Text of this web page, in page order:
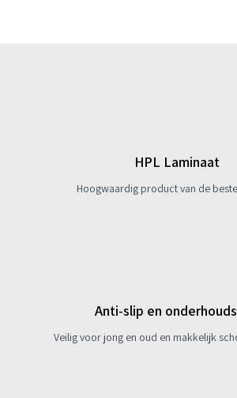
HPL Laminaat
Hoogwaardig product van de
Anti-slip en
Veilig voor jong en oud en makkelijk